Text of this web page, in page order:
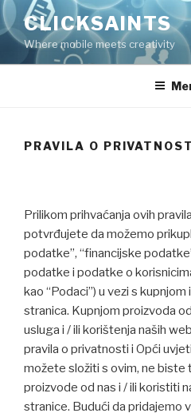
Skip
to
content
CLICKSAINTS
Where mobile meets creativity
PRAVILA O
Prilikom prihvaćanja ovih
potvrđujete da možemo
podatke”, “financijske
podatke i podatke o
kao “Podaci”) u vezi s
stranica. Kupnjom proizvoda
usluga i / ili korištenja naših
pravila o privatnosti i Opći
možete složiti s ovim, ne biste
proizvode od nas i / ili koristiti
stranice. Budući da pridajemo